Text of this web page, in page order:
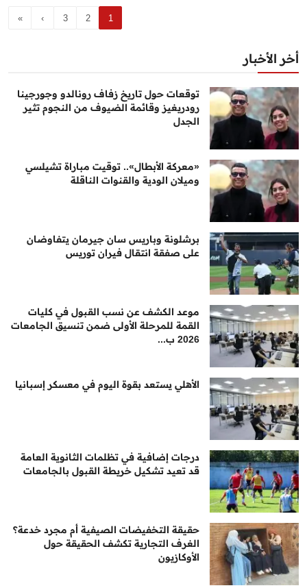
1
2
3
›
»
أخر الأخبار
توقعات حول تاريخ زفاف رونالدو وجورجينا
رودريغيز وقائمة الضيوف من النجوم تثير
الجدل
«معركة الأبطال».. توقيت مباراة تشيلسي
وميلان الودية والقنوات الناقلة
برشلونة وباريس سان جيرمان يتفاوضان
على صفقة انتقال فيران توريس
موعد الكشف عن نسب القبول في كليات
القمة للمرحلة الأولى ضمن تنسيق الجامعات
2026 ب...
الأهلي يستعد بقوة اليوم في معسكر إسبانيا
درجات إضافية في تظلمات الثانوية العامة
قد تعيد تشكيل خريطة القبول بالجامعات
حقيقة التخفيضات الصيفية أم مجرد خدعة؟
الغرف التجارية تكشف الحقيقة حول
الأوكازيون